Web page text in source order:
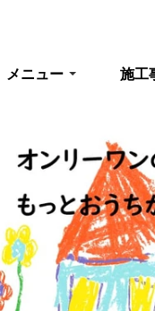
メニュー 施工